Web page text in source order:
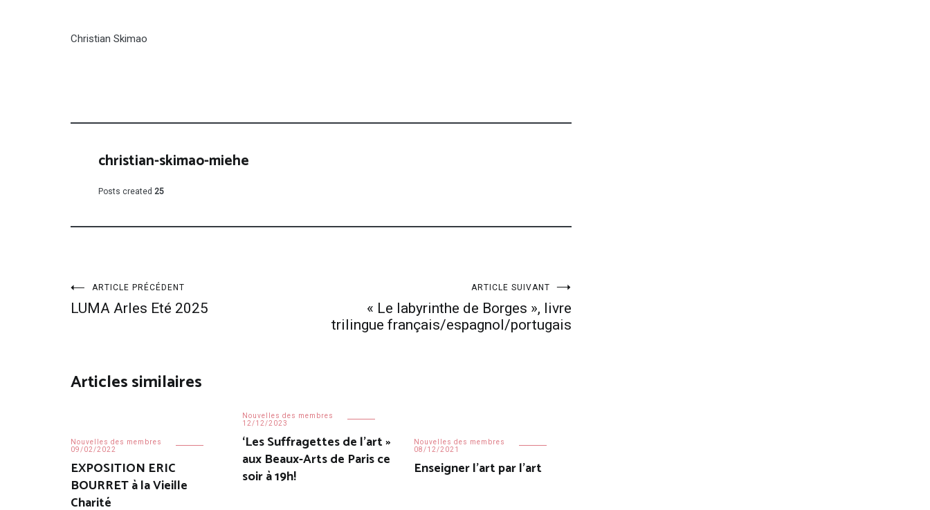
Christian Skimao
christian-skimao-miehe
Posts created 25
Navigation
l’article
ARTICLE PRÉCÉDENT
LUMA Arles Eté 2025
ARTICLE SUIVANT
« Le labyrinthe de Borges », livre
trilingue français/espagnol/portugais
Articles similaires
Nouvelles des membres
09/02/2022
EXPOSITION ERIC
BOURRET à la Vieille
Charité
Nouvelles des membres
12/12/2023
‘Les Suffragettes de l’art »
aux Beaux-Arts de Paris ce
soir à 19h!
Nouvelles des membres
08/12/2021
Enseigner l’art par l’art